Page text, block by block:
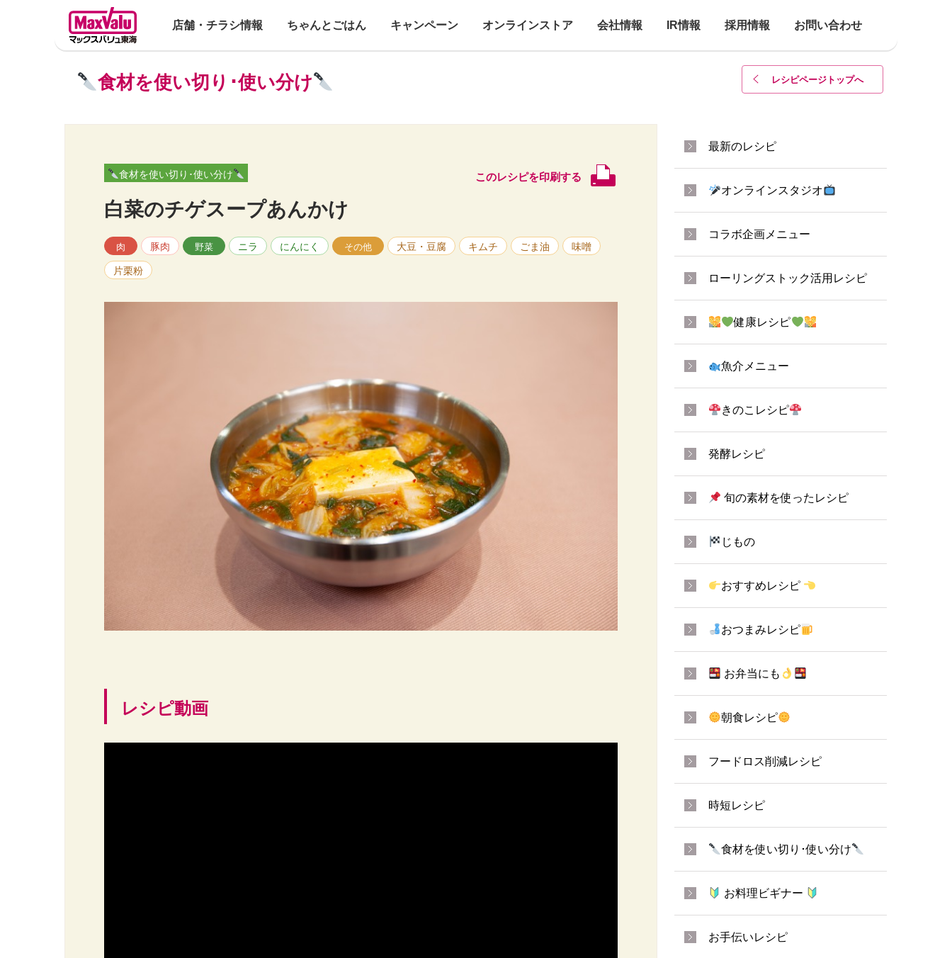
店舗・チラシ情報 ちゃんとごはん キャンペーン オンラインストア 会社情報 IR情報 採用情報 お問い合わせ
レシピページトップへ
食材を使い切り･使い分け
食材を使い切り･使い分け このレシピを印刷する
白菜のチゲスープあんかけ
肉 豚肉 野菜 ニラ にんにく その他 大豆・豆腐 キムチ ごま油 味噌
片栗粉
レシピ動画
最新のレシピ
オンラインスタジオ
コラボ企画メニュー
ローリングストック活用レシピ
健康レシピ
魚介メニュー
きのこレシピ
発酵レシピ
旬の素材を使ったレシピ
じもの
おすすめレシピ
おつまみレシピ
お弁当にも
朝食レシピ
フードロス削減レシピ
時短レシピ
食材を使い切り･使い分け
お料理ビギナー
お手伝いレシピ